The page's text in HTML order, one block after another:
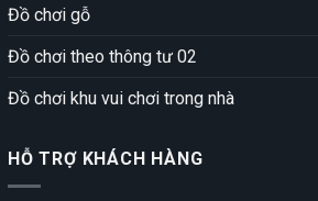
Đồ chơi gỗ
Đồ chơi theo thông tư 02
Đồ chơi khu vui chơi trong nhà
HỖ TRỢ KHÁCH HÀNG